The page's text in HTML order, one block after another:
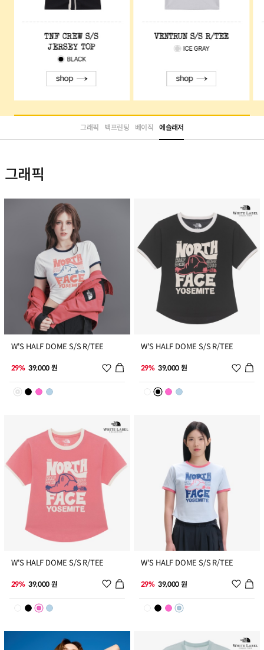
그래픽 백프린팅 베이직 에슬래저
그래픽
W'S HALF DOME S/S R/TEE
39,000 원
29% 위시리스트 추가
W'S HALF DOME S/S R/TEE
39,000 원
29% 위시
W'S HALF DOME S/S R/TEE
39,000 원
29% 위시리스트 추가
W'S HALF DOME S/S R/TEE
39,000 원
29% 위시